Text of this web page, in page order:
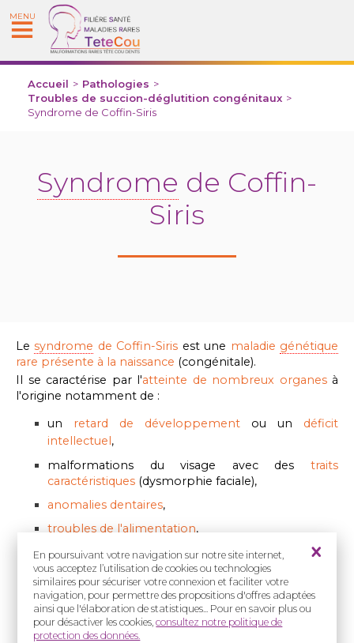
En poursuivant votre navigation sur notre site internet,
vous acceptez l’utilisation de cookies ou technologies
similaires pour sécuriser votre connexion et faciliter votre
navigation, pour permettre des propositions d'offres adaptées
ainsi que l'élaboration de statistiques... Pour en savoir plus ou
pour désactiver les cookies,consultez notre politique de
protection des données.
MENU
Accueil > Pathologies >
Troubles de succion-déglutition congénitaux >
Syndrome de Coffin-Siris
Syndrome de Coffin-
Siris
Lesyndrome de Coffin-Siris est une maladie génétique
rare présente à la naissance (congénitale).
Il se caractérise par l'atteinte de nombreux organesà
l'origine notamment de :
un retard de développement ou un déficit
intellectuel,
malformations du visage avec des traits
caractéristiques (dysmorphie faciale),
anomalies dentaires,
troubles de l'alimentation,
malformations cardiaques,
difficultés respiratoires,
anomalies de certains doigts et orteils.